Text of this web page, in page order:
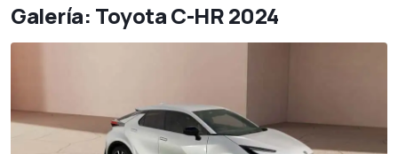
Galería: Toyota C-HR 2024